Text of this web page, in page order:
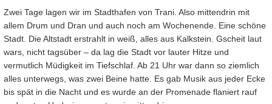
Zwei Tage lagen wir im Stadthafen von Trani. Also mittendrin mit
allem Drum und Dran und auch noch am Wochenende. Eine schöne
Stadt. Die Altstadt erstrahlt in weiß, alles aus Kalkstein. Gscheit laut
wars, nicht tagsüber – da lag die Stadt vor lauter Hitze und
vermutlich Müdigkeit im Tiefschlaf. Ab 21 Uhr war dann so ziemlich
alles unterwegs, was zwei Beine hatte. Es gab Musik aus jeder Ecke
bis spät in die Nacht und es wurde an der Promenade flaniert rauf